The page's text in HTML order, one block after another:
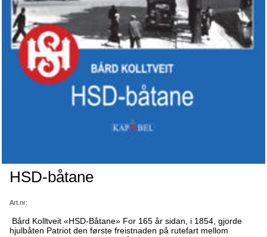
HSD-båtane
Art.nr:
Bård Kolltveit «HSD-Båtane» For 165 år sidan, i 1854, gjorde
hjulbåten Patriot den første freistnaden på rutefart mellom